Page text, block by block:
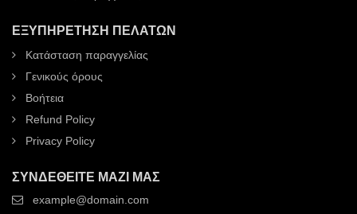
ΕΞΥΠΗΡΈΤΗΣΗ ΠΕΛΑΤΏΝ
Κατάσταση παραγγελίας
Γενικούς όρους
Βοήτεια
Refund Policy
Privacy Policy
ΣΥΝΔΕΘΕΊΤΕ ΜΑΖΊ ΜΑΣ
example@domain.com